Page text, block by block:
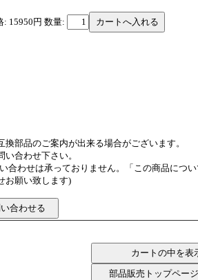
: 15950円 数量:
部品のご案内が出来る場合がございます。
合わせ下さい。
合わせは承っておりません。「この商品につ
お願い致します)